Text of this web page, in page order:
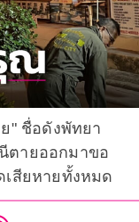
" ชื่อดังพัทยา
ตายออกมาขอ
เสียหายทั้งหมด